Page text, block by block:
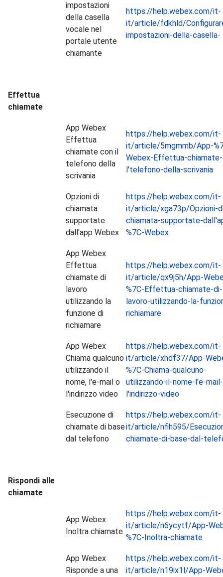
impostazioni
della casella
vocale nel
portale utente
chiamante
https://help.webex.com/it-
it/article/fdkhld/
impostazioni-della-casella-
Effettua
chiamate
App Webex
Effettua
chiamate con il
telefono della
scrivania
https://help.webex.com/it-
it/article/5mgmmb/App-
Webex-Effettua-
l'telefono-della-scrivania
Opzioni di
chiamata
supportate
dall'app Webex
https://help.webex.com/it-
it/article/xga73p/Opzioni-
chiamata-supportate-
%7C-Webex
App Webex
Effettua
chiamate di
lavoro
utilizzando la
funzione di
richiamare
https://help.webex.com/it-
it/article/qx9j5h/App-
%7C-Effettua-chiamate-di-
lavoro-utilizzando-la-
richiamare
App Webex
Chiama qualcuno
utilizzando il
nome, l'e-mail o
l'indirizzo video
https://help.webex.com/it-
it/article/xhdf37/App-
%7C-Chiama-qualcuno-
utilizzando-il-nome-l'e-
l'indirizzo-video
Esecuzione di
chiamate di base
dal telefono
https://help.webex.com/it-
it/article/nfih595/
chiamate-di-base-dal-
Rispondi alle
chiamate
App Webex
Inoltra chiamate
https://help.webex.com/it-
it/article/n6ycytf/App-
%7C-Inoltra-chiamate
App Webex
Risponde a una
https://help.webex.com/it-
it/article/n19ix1l/App-